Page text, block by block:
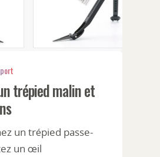
trépied malin et
un trépied passe-
un œil